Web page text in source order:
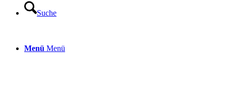
Suche
Menü Menü